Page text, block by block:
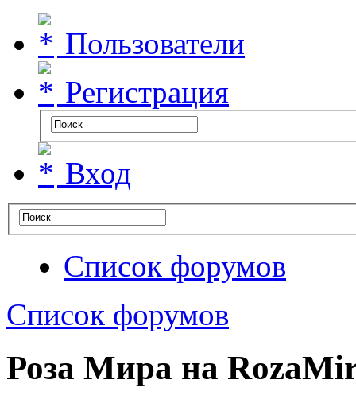
Пользователи
Регистрация
Вход
Список форумов
Список форумов
Роза Мира на